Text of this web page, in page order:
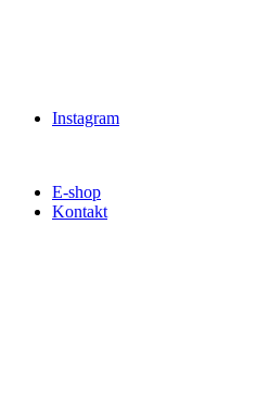
Instagram
E-shop
Kontakt